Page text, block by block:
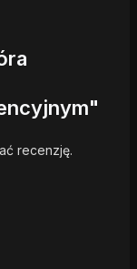
recenzję.